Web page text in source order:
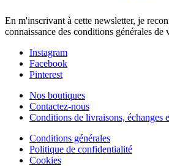
En m'inscrivant à cette newsletter, je
connaissance des conditions générales de
Instagram
Facebook
Pinterest
Nos boutiques
Contactez-nous
Conditions de livraisons, échanges
Conditions générales
Politique de confidentialité
Cookies